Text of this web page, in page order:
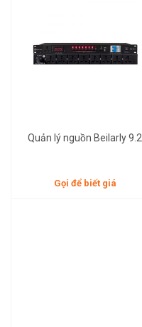
Quản lý nguồn Beilarly 9.2
Gọi để biết giá